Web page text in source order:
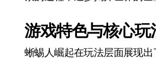
游戏特色与核心玩
蜥蜴人崛起在玩法层面展现